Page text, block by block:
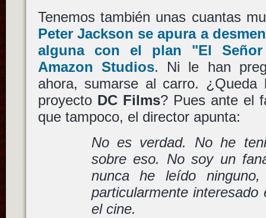
Tenemos también unas cuantas
Peter Jackson se apura a
alguna con el plan "El
Amazon Studios. Ni le han
ahora, sumarse al carro. ¿Queda
proyecto DC Films? Pues ante el
que tampoco, el director apunta:
No es verdad. No he
sobre eso. No soy un
nunca he leído
particularmente
el cine.